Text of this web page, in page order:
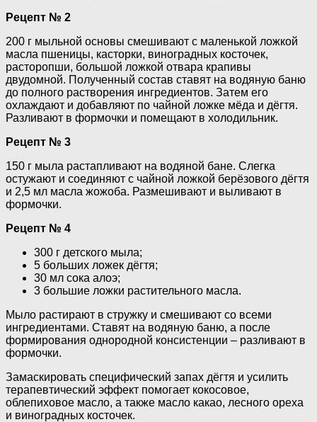
Рецепт № 2
200 г мыльной основы смешивают с маленькой ложкой
масла пшеницы, касторки, виноградных косточек,
расторопши, большой ложкой отвара крапивы
двудомной. Полученный состав ставят на водяную баню
до полного растворения ингредиентов. Затем его
охлаждают и добавляют по чайной ложке мёда и дёгтя.
Разливают в формочки и помещают в холодильник.
Рецепт № 3
150 г мыла растапливают на водяной бане. Слегка
остужают и соединяют с чайной ложкой берёзового дёгтя
и 2,5 мл масла жожоба. Размешивают и выливают в
формочки.
Рецепт № 4
300 г детского мыла;
5 больших ложек дёгтя;
30 мл сока алоэ;
3 большие ложки растительного масла.
Мыло растирают в стружку и смешивают со всеми
ингредиентами. Ставят на водяную баню, а после
формирования однородной консистенции – разливают в
формочки.
Замаскировать специфический запах дёгтя и усилить
терапевтический эффект помогает кокосовое,
облепиховое масло, а также масло какао, лесного ореха
и виноградных косточек.